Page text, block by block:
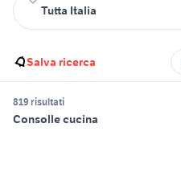
Salva ricerca
819 risultati
Consolle cucina